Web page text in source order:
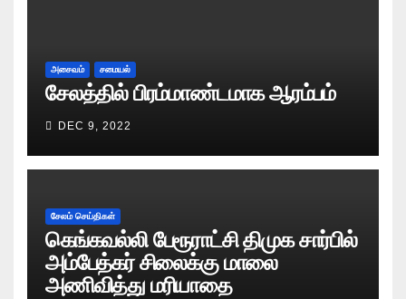
அசைவம் சமையல்
சேலத்தில் பிரம்மாண்டமாக ஆரம்பம்
DEC 9, 2022
சேலம் செய்திகள்
கெங்கவல்லி பேரூராட்சி திமுக சார்பில்
அம்பேத்கர் சிலைக்கு மாலை
அணிவித்து மரியாதை